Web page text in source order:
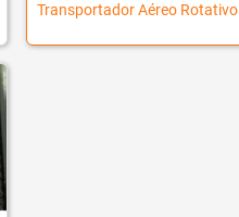
Transportador Aéreo Rotativo